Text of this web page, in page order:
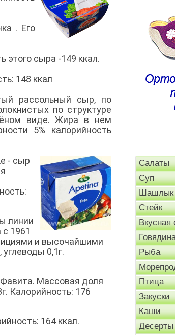
. Его
этого сыра -149 ккал.
148 ккал
рассольный сыр, по
по структуре
виде. Жира в нем
5% калорийность
- сыр
линии
1961
и высочайшими
0,1г.
Массовая доля
Калорийность: 176
164 ккал.
Салаты
Суп
Шашлык
Стейк
Вкусная
Рыба
Птица
Закуски
Каши
Десерты